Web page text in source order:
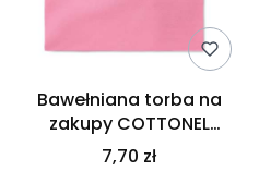
Bawełniana torba na
zakupy COTTONEL
COLOUR++ MO9846-11
7,70 zł